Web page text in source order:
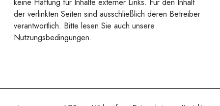
der verlinkten Seiten sind ausschließlich deren Betreiber
verantwortlich. Bitte lesen Sie auch unsere
Nutzungsbedingungen.